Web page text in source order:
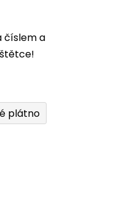
číslem a
plátno